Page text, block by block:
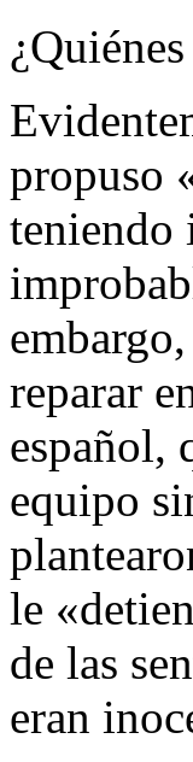
propuso
teniendo
reparar
español,
equipo
le
de las
eran